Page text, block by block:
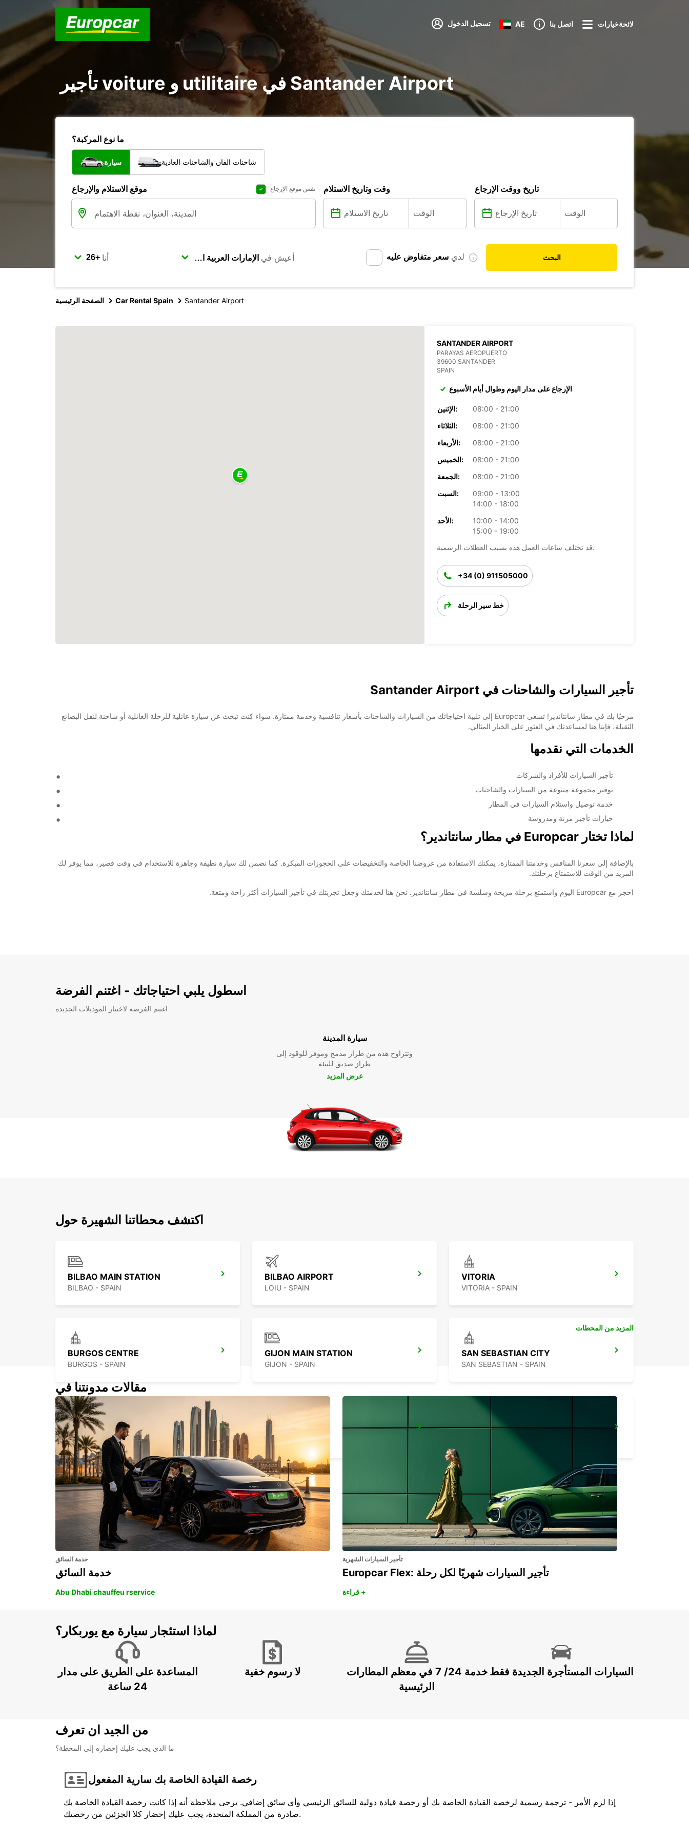
تسجيل الدخول AE اتصل بنا لائحةخيارات
تأجير voiture و utilitaire في Santander Airport
ما نوع المركبة؟
سيارة شاحنات الفان والشاحنات العادية
موقع الاستلام والإرجاع نفس موقع الإرجاع وقت وتاريخ الاستلام تاريخ ووقت الإرجاع
أنا أعيش في لدي سعر متفاوض عليه البحث
الصفحة الرئيسية Car Rental Spain Santander Airport
SANTANDER AIRPORT
PARAYAS AEROPUERTO
39600 SANTANDER
SPAIN
الإرجاع على مدار اليوم وطوال أيام الأسبوع
الإثنين:
08:00 - 21:00
الثلاثاء:
08:00 - 21:00
الأربعاء:
08:00 - 21:00
الخميس:
08:00 - 21:00
الجمعة:
08:00 - 21:00
السبت:
09:00 - 13:00
14:00 - 18:00
الأحد:
10:00 - 14:00
15:00 - 19:00
قد تختلف ساعات العمل هذه بسبب العطلات الرسمية.
+34 (0) 911505000
خط سير الرحلة
تأجير السيارات والشاحنات في Santander Airport
مرحبًا بك في مطار سانتاندير! تسعى Europcar إلى تلبية احتياجاتك من السيارات والشاحنات بأسعار تنافسية وخدمة ممتازة. سواء كنت تبحث عن سيارة عائلية للرحلة العائلية أو شاحنة لنقل البضائع
الثقيلة، فإننا هنا لمساعدتك في العثور على الخيار المثالي.
الخدمات التي نقدمها
تأجير السيارات للأفراد والشركات
توفير مجموعة متنوعة من السيارات والشاحنات
خدمة توصيل واستلام السيارات في المطار
خيارات تأجير مرنة ومدروسة
لماذا تختار Europcar في مطار سانتاندير؟
بالإضافة إلى سعرنا المنافس وخدمتنا الممتازة، يمكنك الاستفادة من عروضنا الخاصة والتخفيضات على الحجوزات المبكرة. كما نضمن لك سيارة نظيفة وجاهزة للاستخدام في وقت قصير، مما يوفر لك
المزيد من الوقت للاستمتاع برحلتك.
احجز مع Europcar اليوم واستمتع برحلة مريحة وسلسة في مطار سانتاندير. نحن هنا لخدمتك وجعل تجربتك في تأجير السيارات أكثر راحة ومتعة.
اسطول يلبي احتياجاتك - اغتنم الفرضة
اغتنم الفرصة لاختبار الموديلات الجديدة
سيارة المدينة
وتتراوح هذه من طراز مدمج وموفر للوقود إلى
طراز صديق للبيئة
عرض المزيد
اكتشف محطاتنا الشهيرة حول
BILBAO MAIN STATION
BILBAO - SPAIN
BILBAO AIRPORT
LOIU - SPAIN
VITORIA
VITORIA - SPAIN
BURGOS CENTRE
BURGOS - SPAIN
GIJON MAIN STATION
GIJON - SPAIN
SAN SEBASTIAN CITY
SAN SEBASTIAN - SPAIN
LOGRONO MAIN STATION
LOGRONO - SPAIN
OVIEDO
OVIEDO - SPAIN
SAN SEBASTIAN AIRPORT
المزيد من المحطات
مقالات مدونتنا في
خدمة السائق
خدمة السائق
Abu Dhabi chauffeu rservice
تأجير السيارات الشهرية
Europcar Flex: تأجير السيارات شهريًا لكل رحلة
قراءة +
لماذا استئجار سيارة مع يوربكار؟
المساعدة على الطريق على مدار
24 ساعة
لا رسوم خفية
خدمة 24/ 7 في معظم المطارات
الرئيسية
السيارات المستأجرة الجديدة فقط
من الجيد ان تعرف
ما الذي يجب عليك إحضاره إلى المحطة؟
رخصة القيادة الخاصة بك سارية المفعول
إذا لزم الأمر - ترجمة رسمية لرخصة القيادة الخاصة بك أو رخصة قيادة دولية للسائق الرئيسي وأي سائق إضافي. يرجى ملاحظة أنه إذا كانت رخصة القيادة الخاصة بك
صادرة من المملكة المتحدة، يجب عليك إحضار كلا الجزئين من رخصتك.